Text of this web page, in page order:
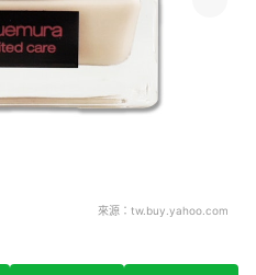
來源： tw.buy.yahoo.com